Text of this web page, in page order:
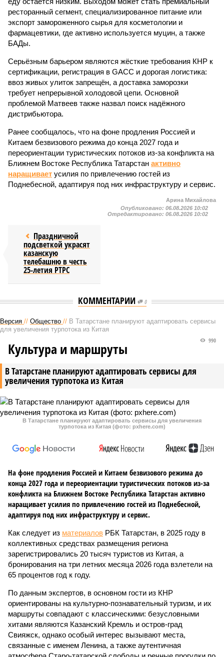
ресторанный сегмент, специализированное питание или
экспорт замороженного сырья для косметологии и
фармацевтики, где активно используется муцин, а также
БАДы.
Серьёзным барьером являются жёсткие требования КНР к
сертификации, регистрация в GACC и дорогая логистика:
ввоз живых улиток запрещён, а доставка заморозки
требует непрерывной холодовой цепи. Основной
проблемой Матвеев также назвал поиск надёжного
дистрибьютора.
Ранее сообщалось, что на фоне продления Россией и
Китаем безвизового режима до конца 2027 года и
переориентации туристических потоков из-за конфликта на
Ближнем Востоке Республика Татарстан активно
наращивает усилия по привлечению гостей из
Поднебесной, адаптируя под них инфраструктуру и сервис.
Арина Михайлова
Опубликовано: 06.08.2026 10:02
Отредактировано: 06.08.2026 10:02
Праздничной
подсветкой украсят
казанскую
телебашню в честь
25-летия РТРС
КОММЕНТАРИИ 0
Версия // Общество // В Татарстане планируют адаптировать сервисы
для увеличения турпотока из Китая
В Татарстане планируют адаптировать сервисы для
увеличения турпотока из Китая
990
Культура и маршруты
В Татарстане планируют адаптировать сервисы для увеличения
турпотока из Китая (фото: pxhere.com)
На фоне продления Россией и Китаем безвизового режима до
конца 2027 года и переориентации туристических потоков из-за
конфликта на Ближнем Востоке Республика Татарстан активно
наращивает усилия по привлечению гостей из Поднебесной,
адаптируя под них инфраструктуру и сервис.
Как следует из материалов РБК Татарстан, в 2025 году в
коллективных средствах размещения региона
зарегистрировались 20 тысяч туристов из Китая, а
бронирования на три летних месяца 2026 года взлетели на
65 процентов год к году.
По данным экспертов, в основном гости из КНР
ориентированы на культурно-познавательный туризм, и их
маршруты совпадают с классическими: безусловными
хитами являются Казанский Кремль и остров-град
Свияжск, однако особый интерес вызывают места,
связанные с именем Ленина, а также аутентичная